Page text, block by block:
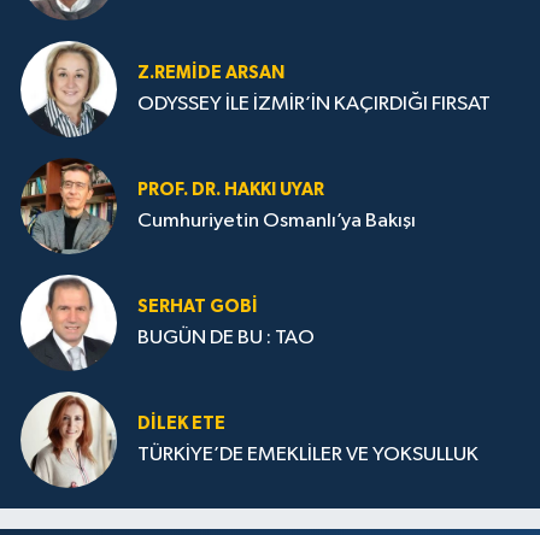
Z.REMIDE ARSAN
ODYSSEY İLE İZMİR’İN KAÇIRDIĞI FIRSAT
PROF. DR. HAKKI UYAR
Cumhuriyetin Osmanlı’ya Bakışı
SERHAT GOBİ
BUGÜN DE BU : TAO
DILEK ETE
TÜRKİYE’DE EMEKLİLER VE YOKSULLUK